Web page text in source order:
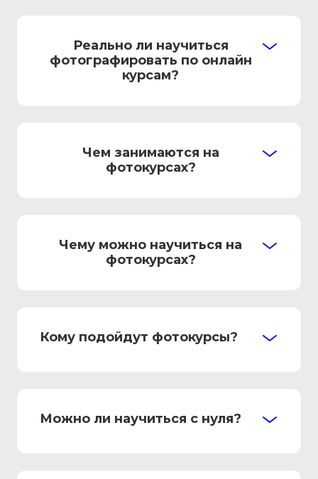
Реально ли научиться
фотографировать по онлайн
курсам?
Чем занимаются на
фотокурсах?
Чему можно научиться на
фотокурсах?
Кому подойдут фотокурсы?
Можно ли научиться с нуля?